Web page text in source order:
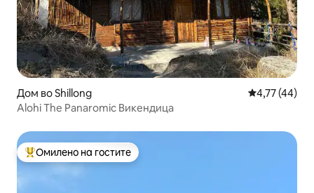
Дом во Shillong Просечна
4,77 (44)
Alohi The Panaromic Викендица
Меѓу најуспешните „Омилени на гостите“
Омилено на гостите